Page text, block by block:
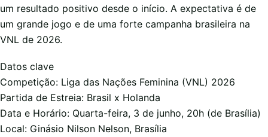
um resultado positivo desde o início. A expectativa é de
um grande jogo e de uma forte campanha brasileira na
VNL de 2026.
Datos clave
Competição: Liga das Nações Feminina (VNL) 2026
Partida de Estreia: Brasil x Holanda
Data e Horário: Quarta-feira, 3 de junho, 20h (de Brasília)
Local: Ginásio Nilson Nelson, Brasília